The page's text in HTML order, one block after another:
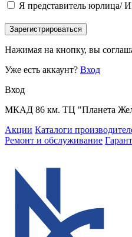
Я представитель юрлица/
Зарегистрироваться
Нажимая на кнопку, вы
Уже есть аккаунт? Вход
Вход
МКАД 86 км. ТЦ "Планета
Акции Каталоги
Ремонт и обслуживание